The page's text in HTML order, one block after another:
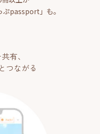
passport」も。
有、
つながる